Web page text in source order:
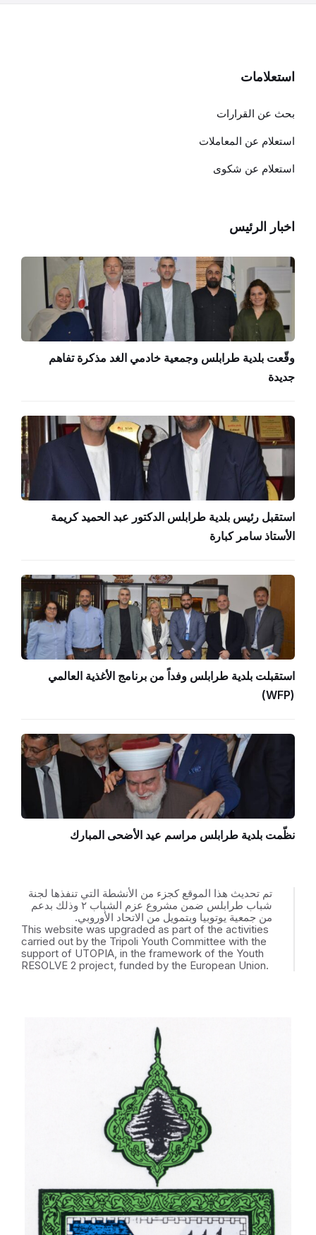
استعلامات
بحث عن القرارات
استعلام عن المعاملات
استعلام عن شكوى
اخبار الرئيس
وقّعت بلدية طرابلس وجمعية خادمي الغد مذكرة تفاهم
جديدة
استقبل رئيس بلدية طرابلس الدكتور عبد الحميد كريمة
الأستاذ سامر كبارة
استقبلت بلدية طرابلس وفداً من برنامج الأغذية العالمي
(WFP)
نظّمت بلدية طرابلس مراسم عيد الأضحى المبارك
تم تحديث هذا الموقع كجزء من الأنشطة التي تنفذها لجنة
شباب طرابلس ضمن مشروع عزم الشباب ٢ وذلك بدعم
من جمعية يوتوبيا وبتمويل من الاتحاد الأوروبي.
This website was upgraded as part of the activities
carried out by the Tripoli Youth Committee with the
support of UTOPIA, in the framework of the Youth
RESOLVE 2 project, funded by the European Union.